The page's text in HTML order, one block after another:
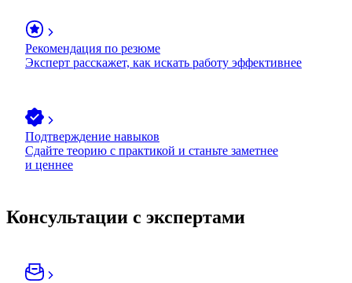
Рекомендация по резюме
Эксперт расскажет, как искать работу эффективнее
Подтверждение навыков
Сдайте теорию с практикой и станьте заметнее
и ценнее
Консультации с экспертами